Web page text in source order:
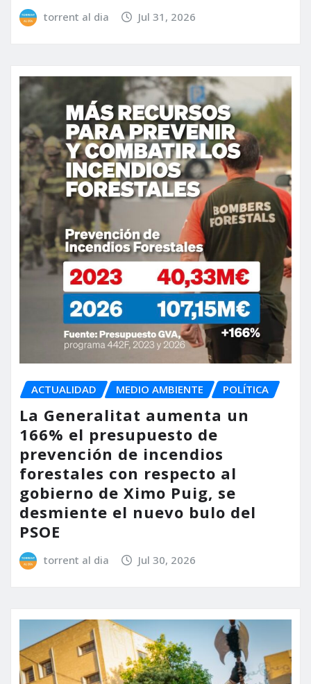
torrent al dia Jul 31, 2026
ACTUALIDAD MEDIO AMBIENTE POLÍTICA
La Generalitat aumenta un
166% el presupuesto de
prevención de incendios
forestales con respecto al
gobierno de Ximo Puig, se
desmiente el nuevo bulo del
PSOE
torrent al dia Jul 30, 2026